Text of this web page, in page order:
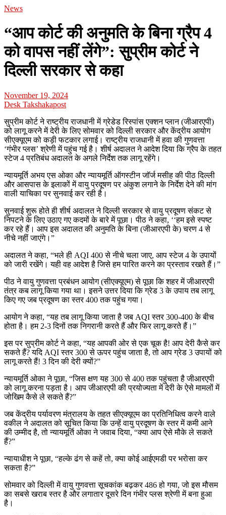
News
“आप कोर्ट की अनुमति के बिना ग्रैप 4
को वापस नहीं लेंगे”: सुप्रीम कोर्ट ने
दिल्ली सरकार से कहा
November 19, 2024
Desk Takshakapost
सुप्रीम कोर्ट ने राष्ट्रीय राजधानी में ग्रेडेड रिस्पांस एक्शन प्लान (जीआरएपी)
को लागू करने में देरी के लिए सोमवार को दिल्ली सरकार और केंद्रीय आयोग
सीएक्यूएम को कड़ी फटकार लगाई। राष्ट्रीय राजधानी में हवा की गुणवत्ता
‘गंभीर प्लस’ श्रेणी में पहुंच गई है। शीर्ष अदालत ने आदेश दिया कि ग्रैप के तहत
स्टेज 4 प्रतिबंध अदालत के अगले निर्देश तक लागू रहेंगे।
न्यायमूर्ति अभय एस ओका और न्यायमूर्ति ऑगस्टीन जॉर्ज मसीह की पीठ दिल्ली
और आसपास के इलाकों में वायु प्रदूषण पर अंकुश लगाने के निर्देश देने की मांग
वाली याचिका पर सुनवाई कर रही है।
सुनवाई शुरू होते ही शीर्ष अदालत ने दिल्ली सरकार से वायु प्रदूषण संकट से
निपटने के लिए उठाए गए कदमों के बारे में पूछा। पीठ ने कहा, ‘‘हम इसे स्पष्ट
कर रहे हैं। आप इस अदालत की अनुमति के बिना (जीआरएपी के) चरण 4 से
नीचे नहीं जाएंगे।”
अदालत ने कहा, “भले ही AQI 400 से नीचे चला जाए, आप स्टेज 4 के उपायों
को जारी रखेंगे। यही वह आदेश है जिसे हम पारित करने का प्रस्ताव रखते हैं।”
पीठ ने वायु गुणवत्ता प्रबंधन आयोग (सीएक्यूएम) से पूछा कि शहर में जीआरएपी
तंत्र कब लागू किया गया था। इसने उत्तर दिया कि ग्रेड 3 के उपाय तब लागू
किए गए जब प्रदूषण का स्तर 400 तक पहुंच गया।
आयोग ने कहा, “यह तब लागू किया जाता है जब AQI स्तर 300-400 के बीच
होता है। हम 2-3 दिनों तक निगरानी करते हैं और फिर लागू करते हैं।”
इस पर सुप्रीम कोर्ट ने कहा, “यह आपकी ओर से एक चूक है! आप देरी कैसे कर
सकते हैं? यदि AQI स्तर 300 से ऊपर पहुंच जाता है, तो आप ग्रेड 3 उपायों को
लागू करते हैं! 3 दिन की देरी क्यों?”
न्यायमूर्ति ओका ने पूछा, “जिस क्षण यह 300 से 400 तक पहुंचता है जीआरएपी
को लागू करना पड़ता है। आप जीआरएपी की प्रयोज्यता में देरी के ऐसे मामलों में
जोखिम कैसे ले सकते हैं?”
जब केंद्रीय पर्यावरण मंत्रालय के तहत सीएक्यूएम का प्रतिनिधित्व करने वाले
वकील ने अदालत को सूचित किया कि उन्हें वायु प्रदूषण के स्तर में कमी आने
की उम्मीद है, तो न्यायमूर्ति ओका ने जवाब दिया, “क्या आप ऐसे मौके ले सकते
हैं?”
न्यायाधीश ने पूछा, “हल्के ढंग से कहें तो, क्या कोई आईएमडी पर भरोसा कर
सकता है?”
सोमवार को दिल्ली में वायु गुणवत्ता सूचकांक बढ़कर 486 हो गया, जो इस मौसम
का सबसे खराब स्तर है और लगातार दूसरे दिन गंभीर प्लस श्रेणी में बना हुआ
है।